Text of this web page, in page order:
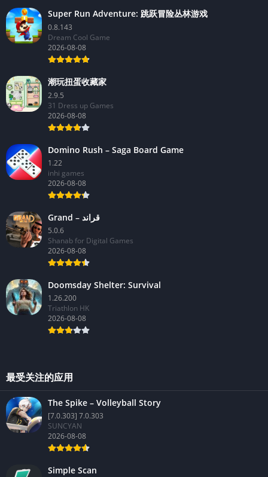
Super Run Adventure: 跳跃冒险丛林游戏
0.8.143
Dream Cool Game
2026-08-08
潮玩扭蛋收藏家
2.9.5
31 Dress up Games
2026-08-08
Domino Rush – Saga Board Game
1.22
inhi games
2026-08-08
Grand – قراند
5.0.6
Shanab for Digital Games
2026-08-08
Doomsday Shelter: Survival
1.26.200
Triathlon HK
2026-08-08
最受关注的应用
The Spike – Volleyball Story
[7.0.303] 7.0.303
SUNCYAN
2026-08-08
Simple Scan